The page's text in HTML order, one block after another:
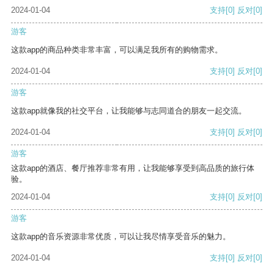
2024-01-04 支持[0] 反对[0]
游客
这款app的商品种类非常丰富，可以满足我所有的购物需求。
2024-01-04 支持[0] 反对[0]
游客
这款app就像我的社交平台，让我能够与志同道合的朋友一起交流。
2024-01-04 支持[0] 反对[0]
游客
这款app的酒店、餐厅推荐非常有用，让我能够享受到高品质的旅行体
验。
2024-01-04
支持[0] 反对[0]
游客
这款app的音乐资源非常优质，可以让我尽情享受音乐的魅力。
2024-01-04 支持[0] 反对[0]